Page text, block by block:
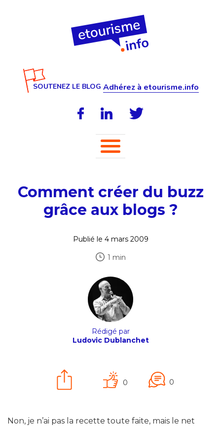
SOUTENEZ LE BLOG Adhérez à etourisme.info
Comment créer du buzz
grâce aux blogs ?
Publié le 4 mars 2009
1 min
Rédigé par
Ludovic Dublanchet
0 0
Non, je n’ai pas la recette toute faite, mais le net